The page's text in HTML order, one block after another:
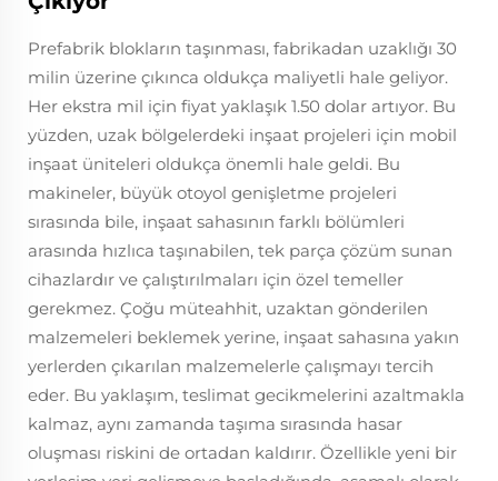
Prefabrik blokların taşınması, fabrikadan uzaklığı 30
milin üzerine çıkınca oldukça maliyetli hale geliyor.
Her ekstra mil için fiyat yaklaşık 1.50 dolar artıyor. Bu
yüzden, uzak bölgelerdeki inşaat projeleri için mobil
inşaat üniteleri oldukça önemli hale geldi. Bu
makineler, büyük otoyol genişletme projeleri
sırasında bile, inşaat sahasının farklı bölümleri
arasında hızlıca taşınabilen, tek parça çözüm sunan
cihazlardır ve çalıştırılmaları için özel temeller
gerekmez. Çoğu müteahhit, uzaktan gönderilen
malzemeleri beklemek yerine, inşaat sahasına yakın
yerlerden çıkarılan malzemelerle çalışmayı tercih
eder. Bu yaklaşım, teslimat gecikmelerini azaltmakla
kalmaz, aynı zamanda taşıma sırasında hasar
oluşması riskini de ortadan kaldırır. Özellikle yeni bir